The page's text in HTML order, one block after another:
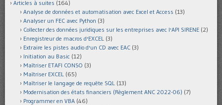
Articles à suites (164)
Analyse de données et automatisation avec Excel et Access (13)
Analyser un FEC avec Python (3)
Collecter des données juridiques sur les entreprises avec l'API SIRENE (2)
Enregistreur de macros d'EXCEL (3)
Extraire les pistes audio d'un CD avec EAC (3)
Initiation au Basic (12)
Maîtriser ETAFI CONSO (3)
Maîtriser EXCEL (65)
Maîtriser le langage de requête SQL (13)
Modernisation des états financiers (Règlement ANC 2022-06) (7)
Programmer en VBA (46)